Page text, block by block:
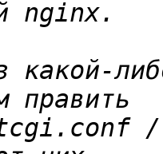
какой-
/